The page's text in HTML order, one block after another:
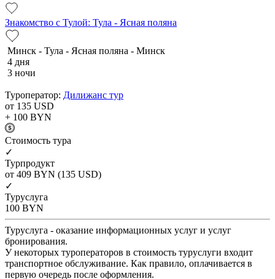
Знакомство с Тулой: Тула - Ясная поляна
Минск - Тула - Ясная поляна - Минск
4 дня
3 ночи
Туроператор: Дилижанс тур
от 135 USD
+ 100 BYN
Cтоимость тура
✓
Турпродукт
от 409 BYN (135 USD)
✓
Туруслуга
100 BYN
Туруслуга - оказание информационных услуг и услуг
бронирования.
У некоторых туроператоров в стоимость туруслуги входит
транспортное обслуживание. Как правило, оплачивается в
первую очередь после оформления.